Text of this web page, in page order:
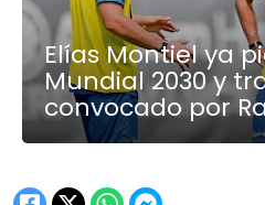
Elías Montiel ya
Mundial 2030 y
convocado por